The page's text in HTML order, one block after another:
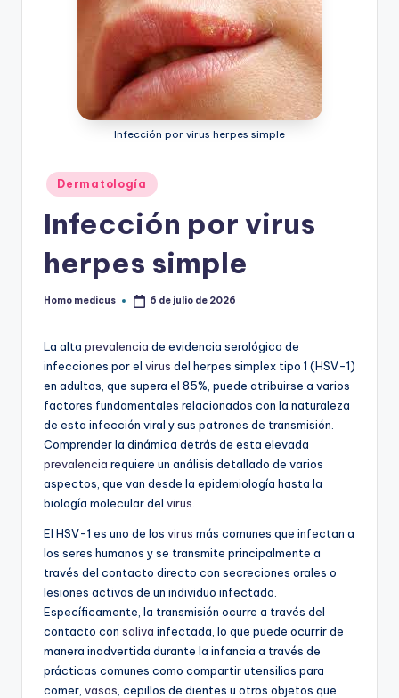
Infección por virus herpes simple
Publicado
en
Dermatología
Infección por virus
herpes simple
Publicado
Homo medicus 6 de julio de 2026
La alta prevalencia de evidencia serológica de
infecciones por el virus del herpes simplex tipo 1 (HSV-1)
en adultos, que supera el 85%, puede atribuirse a varios
factores fundamentales relacionados con la naturaleza
de esta infección viral y sus patrones de transmisión.
Comprender la dinámica detrás de esta elevada
prevalencia requiere un análisis detallado de varios
aspectos, que van desde la epidemiología hasta la
biología molecular del virus
El HSV-1 es uno de los virus más comunes que infectan a
los seres humanos y se transmite principalmente a
través del contacto directo con secreciones orales o
lesiones activas de un individuo infectado.
Específicamente, la transmisión ocurre a través del
contacto con saliva infectada, lo que puede ocurrir de
manera inadvertida durante la infancia a través de
prácticas comunes como compartir utensilios para
comer, vasos , cepillos de dientes u otros objetos que